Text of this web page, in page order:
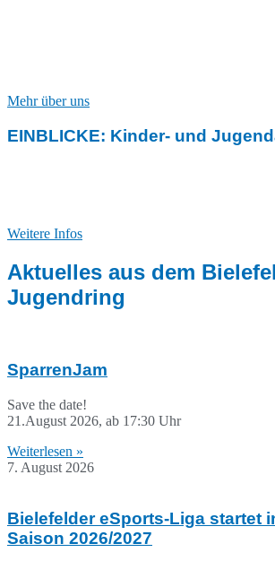
Mehr über uns
EINBLICKE: Kinder- und
Weitere Infos
Aktuelles aus dem
Jugendring
SparrenJam
Save the date!
21.August 2026, ab 17:30 Uhr
Weiterlesen »
7. August 2026
Bielefelder eSports-Liga startet
Saison 2026/2027